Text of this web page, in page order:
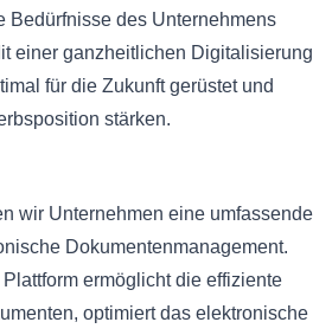
Bedürfnisse des Unternehmens
einer ganzheitlichen Digitalisierung
für die Zukunft gerüstet und
stärken.
wir Unternehmen eine umfassende
Dokumentenmanagement.
ermöglicht die effiziente
optimiert das elektronische